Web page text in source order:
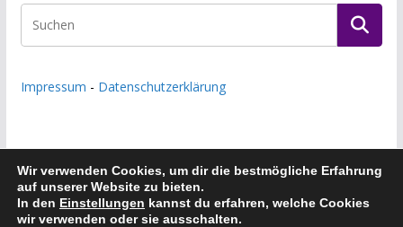
Impressum - Datenschutzerklärung
Copyright © 2026Evangelische Kirchengemeinde Frankfurt
a.M.-Riedberg. Alle Rechte vorbehalten.
Wir verwenden Cookies, um dir die bestmögliche Erfahrung
auf unserer Website zu bieten.
In den Einstellungen kannst du erfahren, welche Cookies
wir verwenden oder sie ausschalten.